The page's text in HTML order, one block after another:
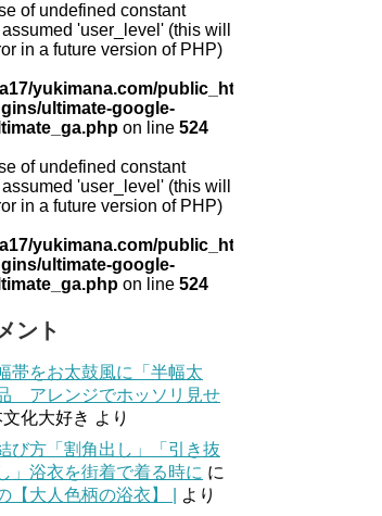
of undefined constant
'user_level' (this will
in a future version of PHP)
yukimana.com/public_html/wp-
ultimate-google-
on line 524
of undefined constant
'user_level' (this will
in a future version of PHP)
yukimana.com/public_html/wp-
ultimate-google-
on line 524
ント
帯をお太鼓風に「半幅太
アレンジでホッソリ見せ
文化大好き より
び方「割角出し」「引き抜
」浴衣を街着で着る時に に
【大人色柄の浴衣】 |
より